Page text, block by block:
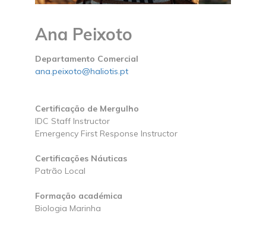
Ana Peixoto
Departamento Comercial
ana.peixoto@haliotis.pt
Certificação de Mergulho
IDC Staff Instructor
Emergency First Response Instructor
Certificações Náuticas
Patrão Local
Formação académica
Biologia Marinha